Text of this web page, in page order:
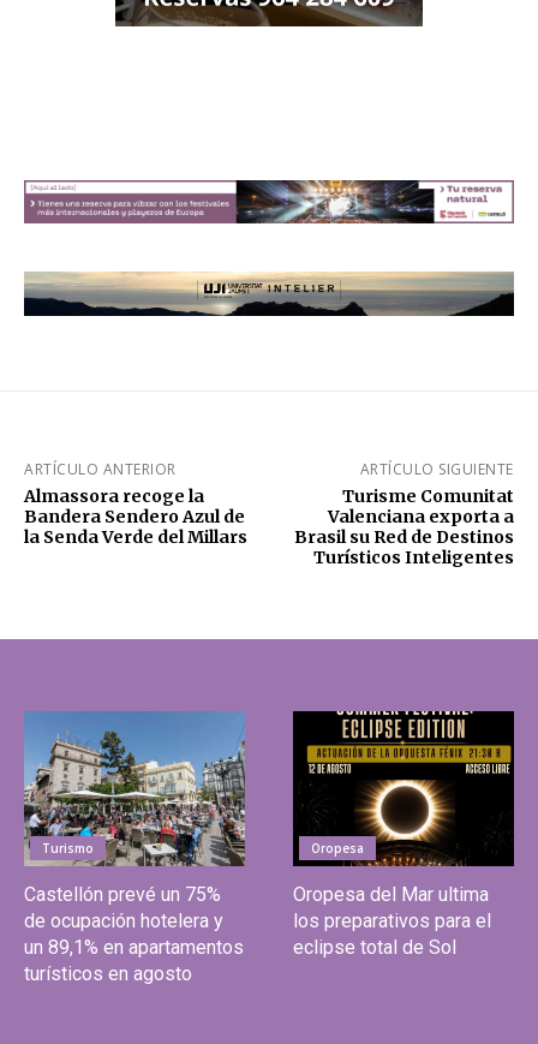
ARTÍCULO ANTERIOR
Almassora recoge la
Bandera Sendero Azul de
la Senda Verde del Millars
ARTÍCULO SIGUIENTE
Turisme Comunitat
Valenciana exporta a
Brasil su Red de Destinos
Turísticos Inteligentes
Turismo
Castellón prevé un 75%
de ocupación hotelera y
un 89,1% en apartamentos
turísticos en agosto
Oropesa
Oropesa del Mar ultima
los preparativos para el
eclipse total de Sol